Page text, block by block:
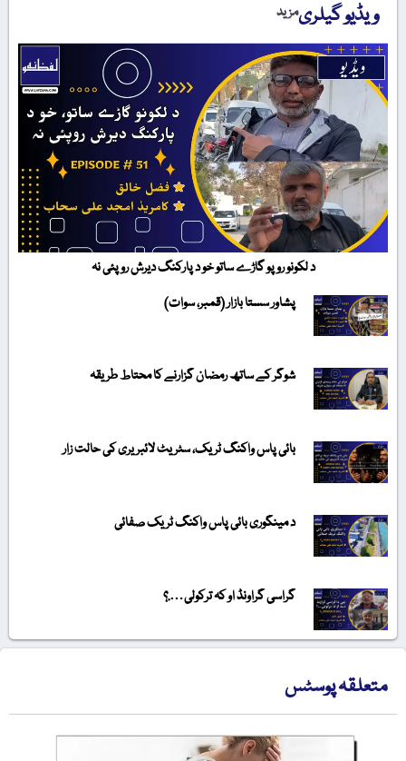
ویڈیو گیلریمزید
د لکونو روپو گاڑے ساتو خو د پارکنگ دیرش روپئی نہ
پشاور سستا بازار (قمبر، سوات)
شوگر کے ساتھ رمضان گزارنے کا محتاط طریقہ
بائی پاس واکنگ ٹریک، سٹریٹ لائبریری کی حالت زار
د مینگوری بائی پاس واکنگ ٹریک صفائی
گراسی گراونڈ او کہ ترکولی….؟
متعلقہ پوسٹس